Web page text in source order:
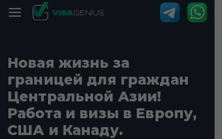
Новая жизнь за
границей для граждан
Центральной Азии!
Работа и визы в Европу,
США и Канаду.